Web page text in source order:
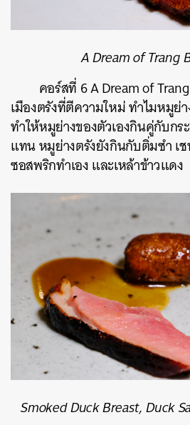
A Dream of Trang
คอร์สที่ 6 A Dream of
เมืองตรังที่ตีความใหม่ ทำไมหมูย่
ทำให้หมูย่างของตัวเองกินคู่กับกร
แทน หมูย่างตรังยังกินกับติ่มซำ เ
ซอสพริกทำเอง และเหล้าข้าวแดง
Smoked Duck Breast, Duck